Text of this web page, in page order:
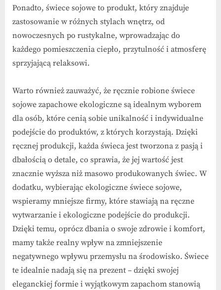
Ponadto, świece sojowe to produkt, który znajduje
zastosowanie w różnych stylach wnętrz, od
nowoczesnych po rustykalne, wprowadzając do
każdego pomieszczenia ciepło, przytulność i atmosferę
sprzyjającą relaksowi.
Warto również zauważyć, że ręcznie robione świece
sojowe zapachowe ekologiczne są idealnym wyborem
dla osób, które cenią sobie unikalność i indywidualne
podejście do produktów, z których korzystają. Dzięki
ręcznej produkcji, każda świeca jest tworzona z pasją i
dbałością o detale, co sprawia, że jej wartość jest
znacznie wyższa niż masowo produkowanych świec. W
dodatku, wybierając ekologiczne świece sojowe,
wspieramy mniejsze firmy, które stawiają na ręczne
wytwarzanie i ekologiczne podejście do produkcji.
Dzięki temu, oprócz dbania o swoje zdrowie i komfort,
mamy także realny wpływ na zmniejszenie
negatywnego wpływu przemysłu na środowisko. Świece
te idealnie nadają się na prezent – dzięki swojej
eleganckiej formie i wyjątkowym zapachom stanowią